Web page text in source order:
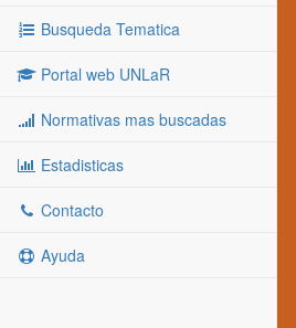
Busqueda Tematica
Portal web UNLaR
Normativas mas buscadas
Estadisticas
Contacto
Ayuda